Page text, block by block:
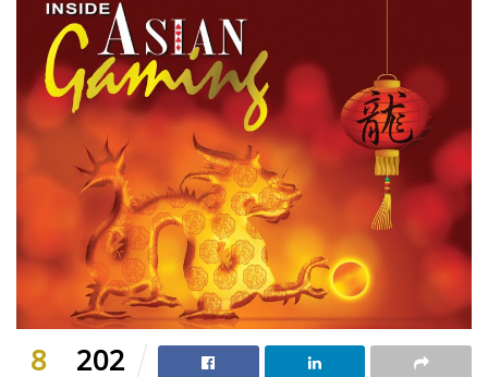
8 202